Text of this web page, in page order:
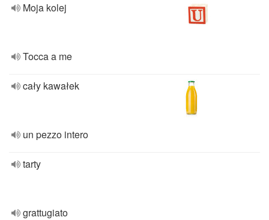
Moja kolej
Tocca a me
cały kawałek
un pezzo intero
tarty
grattugiato